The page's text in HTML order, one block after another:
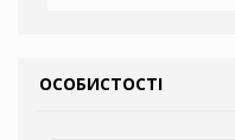
ОСОБИСТОСТІ